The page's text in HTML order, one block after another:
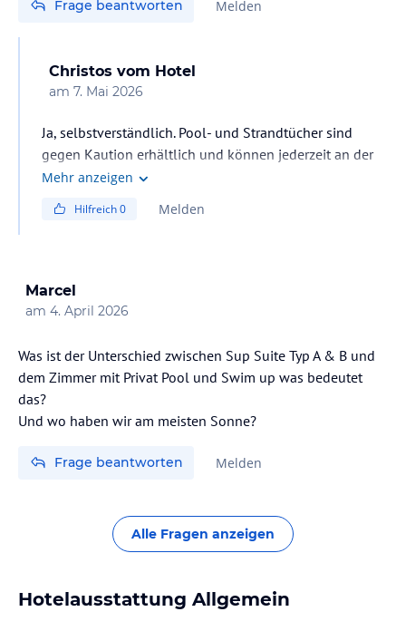
Frage beantworten Melden
Christos vom Hotel
am 7. Mai 2026
Ja, selbstverständlich. Pool- und Strandtücher sind
gegen Kaution erhältlich und können jederzeit an der
Rezeption abgeholt werden.
Mit freundlichen Grüßen
Mehr anzeigen
Hilfreich0 Melden
Marcel
am 4. April 2026
Was ist der Unterschied zwischen Sup Suite Typ A & B und
dem Zimmer mit Privat Pool und Swim up was bedeutet
das?
Und wo haben wir am meisten Sonne?
Frage beantworten Melden
Alle Fragen anzeigen
Hotelausstattung Allgemein